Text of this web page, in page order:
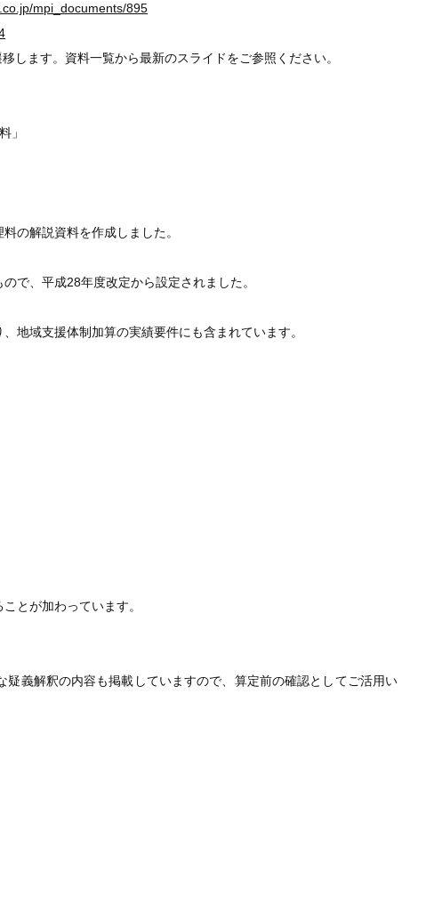
mpi_documents/895
ます。資料一覧から最新のスライドをご参照ください。
」
の解説資料を作成しました。
で、平成28年度改定から設定されました。
地域支援体制加算の実績要件にも含まれています。
とが加わっています。
義解釈の内容も掲載していますので、算定前の確認としてご活用い